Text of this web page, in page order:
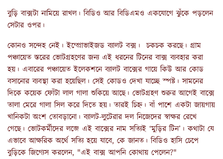
বুড়ি বাক্সটা নামিয়ে রাখল। বিডিও আর বিডিএমও একযোগে ঝুঁকে পড়লেন
সেটার ওপর।
কোনও সন্দেহ নেই। ইম্প্রোভাইজড ব্যালট বক্স। চকচক করছে। গ্রাম
পঞ্চায়েত স্তরের ভোটগ্রহণের জন্য এই ধরনের টিনের বাক্স ব্যবহার করা
হয়। এবারের পঞ্চায়েত ইলেকশনে ব্যালট বাক্সের গায়ে কিউ আর কোড
বসানোর ব্যবস্থা করা হয়েছিল। সেই কোডও দেখা যাচ্ছে স্পষ্ট। সামনের
দিকে কয়েক ফোঁটা লাল গালা শুকিয়ে আছে। ভোটগ্রহণ শুরুর আগেই বাক্সে
তালা মেরে গালা সিল করে দিতে হয়। তারই চিহ্ন। বাঁ পাশে একটা জায়গায়
খানিকটা অংশ তোবড়ানো। ব্যালট-লুটেরার দল নিজেদের স্বাক্ষর রেখে
গেছে। ভোটকর্মীদের লব্জে এই বাক্সের নাম সত্যিই ‘মুড়ির টিন’। কথাটা যে
এভাবে আক্ষরিক অর্থে সত্যি হয়ে যাবে, কে জানত। বিডিও হাসি চেপে
বুড়িকে জিগ্যেস করলেন, "এই বাক্স আপনি কোথায় পেলেন?"